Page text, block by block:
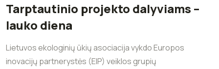
Tarptautinio projekto dalyviams –
lauko diena
Lietuvos ekologinių ūkių asociacija vykdo Europos
inovacijų partnerystės (EIP) veiklos grupių